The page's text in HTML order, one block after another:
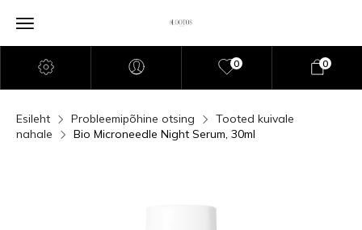
0 0
Esileht Probleemipõhine otsing
Tooted kuivale
nahale
Bio Microneedle Night Serum, 30ml